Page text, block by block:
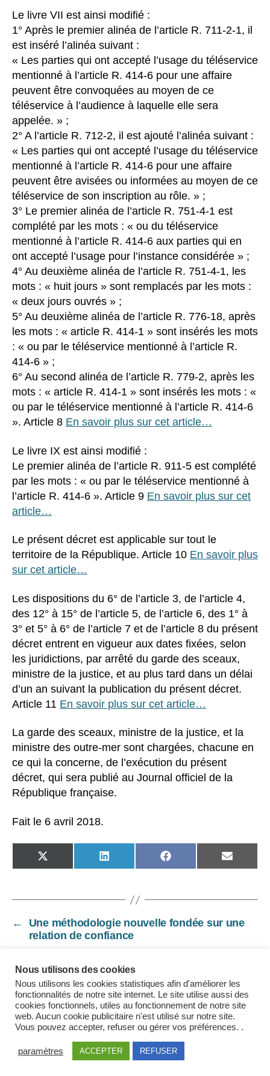
Le livre VII est ainsi modifié :
1° Après le premier alinéa de l’article R. 711-2-1, il
est inséré l’alinéa suivant :
« Les parties qui ont accepté l’usage du téléservice
mentionné à l’article R. 414-6 pour une affaire
peuvent être convoquées au moyen de ce
téléservice à l’audience à laquelle elle sera
appelée. » ;
2° A l’article R. 712-2, il est ajouté l’alinéa suivant :
« Les parties qui ont accepté l’usage du téléservice
mentionné à l’article R. 414-6 pour une affaire
peuvent être avisées ou informées au moyen de ce
téléservice de son inscription au rôle. » ;
3° Le premier alinéa de l’article R. 751-4-1 est
complété par les mots : « ou du téléservice
mentionné à l’article R. 414-6 aux parties qui en
ont accepté l’usage pour l’instance considérée » ;
4° Au deuxième alinéa de l’article R. 751-4-1, les
mots : « huit jours » sont remplacés par les mots :
« deux jours ouvrés » ;
5° Au deuxième alinéa de l’article R. 776-18, après
les mots : « article R. 414-1 » sont insérés les mots
: « ou par le téléservice mentionné à l’article R.
414-6 » ;
6° Au second alinéa de l’article R. 779-2, après les
mots : « article R. 414-1 » sont insérés les mots : «
ou par le téléservice mentionné à l’article R. 414-6
». Article 8 En savoir plus sur cet article…
Le livre IX est ainsi modifié :
Le premier alinéa de l’article R. 911-5 est complété
par les mots : « ou par le téléservice mentionné à
l’article R. 414-6 ». Article 9 En savoir plus sur cet
article…
Le présent décret est applicable sur tout le
territoire de la République. Article 10 En savoir plus
sur cet article…
Les dispositions du 6° de l’article 3, de l’article 4,
des 12° à 15° de l’article 5, de l’article 6, des 1° à
3° et 5° à 6° de l’article 7 et de l’article 8 du présent
décret entrent en vigueur aux dates fixées, selon
les juridictions, par arrêté du garde des sceaux,
ministre de la justice, et au plus tard dans un délai
d’un an suivant la publication du présent décret.
Article 11 En savoir plus sur cet article…
La garde des sceaux, ministre de la justice, et la
ministre des outre-mer sont chargées, chacune en
ce qui la concerne, de l’exécution du présent
décret, qui sera publié au Journal officiel de la
République française.
Fait le 6 avril 2018.
SHARE
ON
SHARE
ON
SHARE
ON
SHARE
ON
←
Une méthodologie nouvelle fondée sur une
relation de confiance
du Conseil d’Etat du 12 avril 2018
© 2026 USMA
Mentions légales
Nous utilisons des cookies
Nous utilisons les cookies statistiques afin d'améliorer les
fonctionnalités de notre site internet. Le site utilise aussi des
cookies fonctionnels, utiles au fonctionnement de notre site
web. Aucun cookie publicitaire n'est utilisé sur notre site.
Vous pouvez accepter, refuser ou gérer vos préférences. .
paramètres ACCEPTER REFUSER